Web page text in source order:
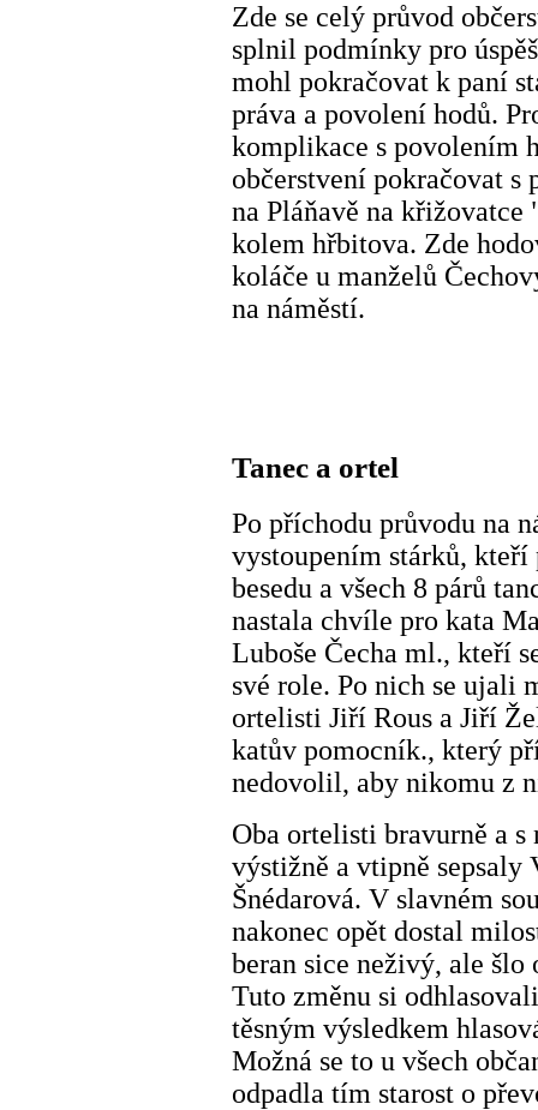
Zde se celý průvod
splnil podmínky pro
mohl pokračovat k paní
práva a povolení hodů.
komplikace s povolením
občerstvení pokračovat s
na Pláňavě na
kolem hřbitova. Zde
koláče u manželů
na náměstí.
Tanec a ortel
Po příchodu průvodu na
vystoupením stárků,
besedu a všech 8 párů
nastala chvíle pro kata
Luboše Čecha ml., kteří
své role. Po nich se ujali
ortelisti Jiří Rous a Jiří
katův pomocník., který
nedovolil, aby nikomu z
Oba ortelisti bravurně a
výstižně a vtipně
Šnédarová. V slavném
nakonec opět dostal
beran sice neživý, ale šlo
Tuto změnu si
těsným výsledkem
Možná se to u všech
odpadla tím starost o